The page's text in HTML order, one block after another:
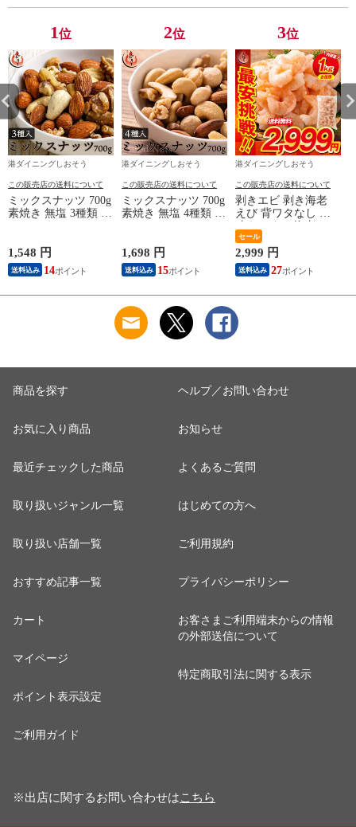
1位
港ダイニングしおそう
この販売店の送料について
ミックスナッツ 700g
素焼き 無塩 3種類 ア
ーモンド カシューナ
使用 加工オイル不使
用
1,548 円
送料込み 14
2位
港ダイニングしおそう
この販売店の送料について
ミックスナッツ 700g
素焼き 無塩 4種類 ア
ーモンド カシューナ
ミアナッツ 食塩不使
用 加工オイル不使用
1,698 円
送料込み 15
3位
港ダイニングしおそう
この販売店の送料について
剥きエビ 剥き海老
えび 背ワタなし 冷
凍えび むき海老
【当店通常価格3,999
円→送料無料2,999
円！】バナメイ 剥き
身 1kg （解凍後
大量 贈答 送料無料
セール
2,999 円
送料込み 27
商品を探す
お気に入り商品
最近チェックした商品
取り扱いジャンル一覧
取り扱い店舗一覧
おすすめ記事一覧
カート
マイページ
ポイント表示設定
ご利用ガイド
ヘルプ／お問い合わせ
お知らせ
よくあるご質問
はじめての方へ
ご利用規約
プライバシーポリシー
お客さまご利用端末からの情報
の外部送信について
特定商取引法に関する表示
※出店に関するお問い合わせはこちら